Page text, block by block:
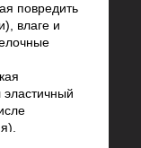
повредить
влаге и